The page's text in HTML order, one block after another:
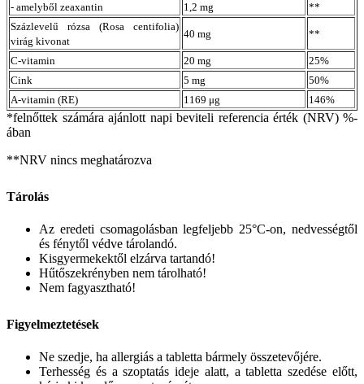
- amelyből zeaxantin
1,2 mg
**
Százlevelű rózsa (Rosa centifolia)
virág kivonat
40 mg **
C-vitamin 20 mg
25%
Cink
5 mg
50%
A-vitamin (RE)
1169 μg 146%
*felnőttek számára ajánlott napi beviteli referencia érték (NRV) %-
ában
**NRV nincs meghatározva
Tárolás
Az eredeti csomagolásban legfeljebb 25°C-on, nedvességtől
és fénytől védve tárolandó.
Kisgyermekektől elzárva tartandó!
Hűtőszekrényben nem tárolható!
Nem fagyasztható!
Figyelmeztetések
Ne szedje, ha allergiás a tabletta bármely összetevőjére.
Terhesség és a szoptatás ideje alatt, a tabletta szedése előtt,